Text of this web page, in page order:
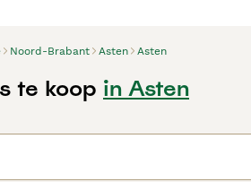
Noord-Brabant Asten Asten
te koop in Asten